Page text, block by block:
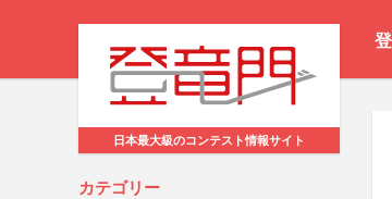
日本最大級のコンテスト情報サイト
カテゴリー